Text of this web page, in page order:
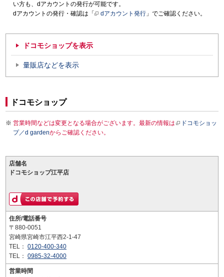
い方も、dアカウントの発行が可能です。
dアカウントの発行・確認は「
dアカウント発行 」でご確認ください。
ドコモショップを表示
量販店などを表示
ドコモショップ
営業時間などは変更となる場合がございます。最新の情報は
ドコモショッ
プ／d gardenからご確認ください。
店舗名
ドコモショップ江平店
住所/電話番号
〒880-0051
宮崎県宮崎市江平西2-1-47
TEL： 0120-400-340
TEL： 0985-32-4000
営業時間